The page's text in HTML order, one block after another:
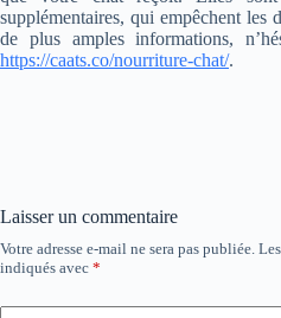
supplémentaires, qui empêchent les
de plus amples informations,
https://caats.co/nourriture-chat/.
Laisser un commentaire
Votre adresse e-mail ne sera pas publiée.
indiqués avec *